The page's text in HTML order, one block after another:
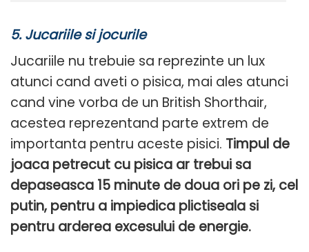
5. Jucariile si jocurile
Jucariile nu trebuie sa reprezinte un lux
atunci cand aveti o pisica, mai ales atunci
cand vine vorba de un British Shorthair,
acestea reprezentand parte extrem de
importanta pentru aceste pisici. Timpul de
joaca petrecut cu pisica ar trebui sa
depaseasca 15 minute de doua ori pe zi, cel
putin, pentru a impiedica plictiseala si
pentru arderea excesului de energie.